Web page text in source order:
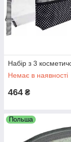
Набір з 3
Немає в наявності
464 ₴
Польша